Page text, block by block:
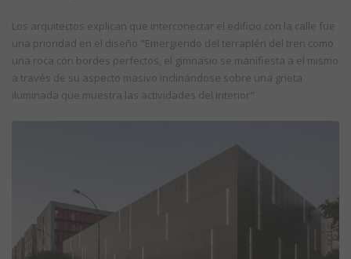
Los arquitectos explican que interconectar el edificio con la calle fue
una prioridad en el diseño "Emergiendo del terraplén del tren como
una roca con bordes perfectos, el gimnasio se manifiesta a el mismo
a través de su aspecto masivo inclinándose sobre una grieta
iluminada que muestra las actividades del interior"